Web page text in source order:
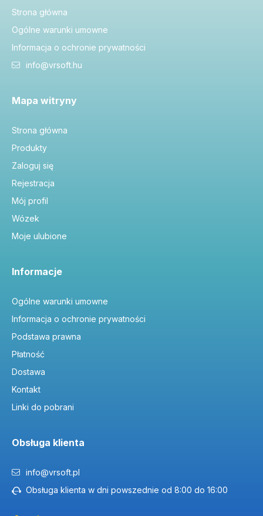
Strona główna
Ogólne warunki umowne
Informacja o ochronie prywatności
info@vrsoft.hu
Mapa witryny
Strona główna
Produkty
Zaloguj się
Rejestracja
Mój profil
Wózek
Moje ulubione
Informacje
Ogólne warunki umowne
Informacja o ochronie prywatności
Podstawa prawna
Płatność
Dostawa
Kontakt
Linki do pobrani
Obsługa klienta
info@vrsoft.pl
Obsługa klienta w dni powszednie od 8:00 do 16:00